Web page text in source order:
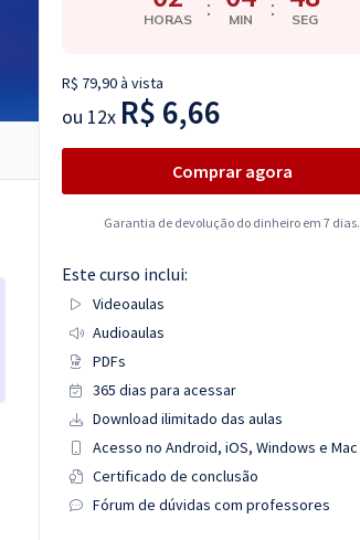
HORAS : MIN : SEG
R$ 79,90 à vista
ou 12x R$ 6,66
Comprar agora
Garantia de devolução do dinheiro em 7 dias.
Este curso inclui:
Videoaulas
Audioaulas
PDFs
365 dias para acessar
Download ilimitado das aulas
Acesso no Android, iOS, Windows e Mac
Certificado de conclusão
Fórum de dúvidas com professores